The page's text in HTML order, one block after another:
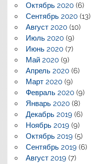
Октябрь 2020(6)
Сентябрь 2020(13)
Август 2020(10)
Июль 2020(9)
Июнь 2020(7)
Май 2020(9)
Апрель 2020(6)
Март 2020(9)
Февраль 2020(9)
Январь 2020(8)
Декабрь 2019(6)
Ноябрь 2019(9)
Октябрь 2019(5)
Сентябрь 2019(6)
Август 2019(7)